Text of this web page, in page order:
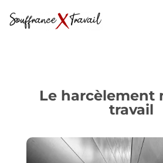
Le harcèlement
travail